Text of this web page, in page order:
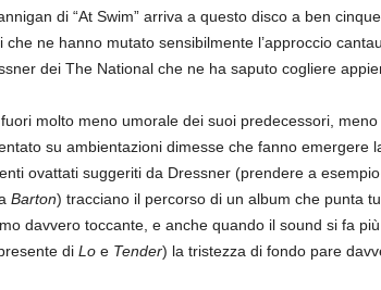
di “At Swim” arriva a questo disco a ben
che ne hanno mutato sensibilmente l’approccio
dei The National che ne ha saputo cogliere
molto meno umorale dei suoi predecessori,
su ambientazioni dimesse che fanno emergere
ovattati suggeriti da Dressner (prendere a
Barton) tracciano il percorso di un album che punta
davvero toccante, e anche quando il sound si fa
di Loe Tender) la tristezza di fondo pare